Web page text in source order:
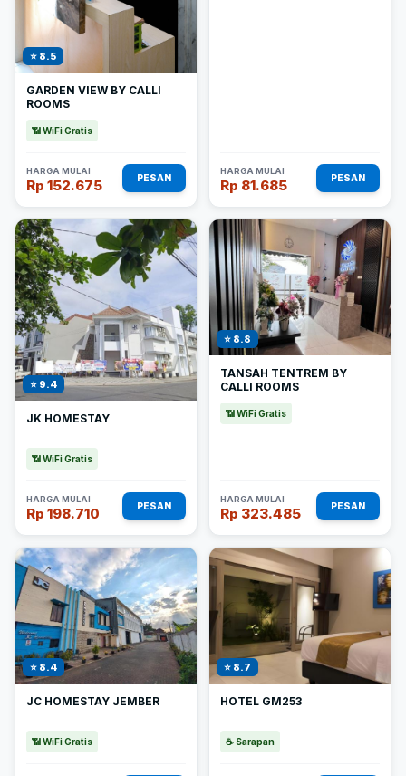
⭐ 8.5
GARDEN VIEW BY CALLI
ROOMS
📶 WiFi Gratis
HARGA MULAI
Rp 152.675 PESAN
HARGA MULAI
Rp 81.685 PESAN
⭐ 9.4
JK HOMESTAY
📶 WiFi Gratis
HARGA MULAI
Rp 198.710 PESAN
⭐ 8.8
TANSAH TENTREM BY
CALLI ROOMS
📶 WiFi Gratis
HARGA MULAI
Rp 323.485 PESAN
⭐ 8.4
JC HOMESTAY JEMBER
📶 WiFi Gratis
⭐ 8.7
HOTEL GM253
☕ Sarapan